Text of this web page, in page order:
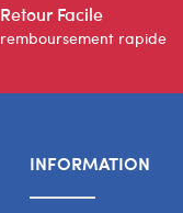
Retour Facile
remboursement rapide
INFORMATION